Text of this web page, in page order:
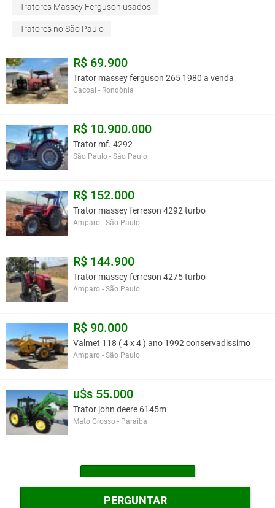
PERGUNTAR
Tratores Massey Ferguson usados
Tratores no São Paulo
R$ 69.900
Trator massey ferguson 265 1980 a venda
Cacoal - Rondônia
R$ 10.900.000
Trator mf. 4292
São Paulo - São Paulo
R$ 152.000
Trator massey ferreson 4292 turbo
Amparo - São Paulo
R$ 144.900
Trator massey ferreson 4275 turbo
Amparo - São Paulo
R$ 90.000
Valmet 118 ( 4 x 4 ) ano 1992 conservadissimo
Amparo - São Paulo
u$s 55.000
Trator john deere 6145m
Mato Grosso - Paraíba